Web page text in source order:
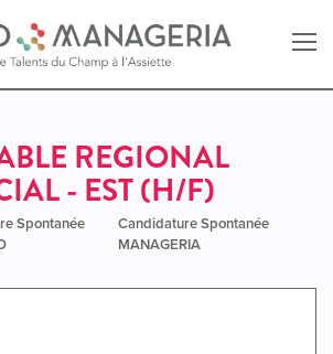
REGIONAL
- EST (H/F)
Spontanée
Candidature Spontanée
MANAGERIA